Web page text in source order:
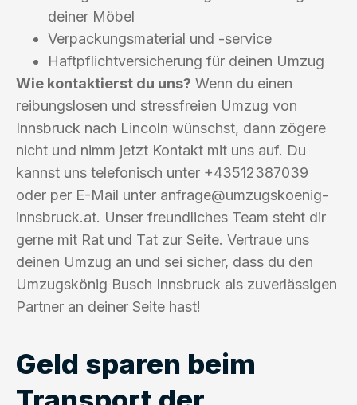
deiner Möbel
Verpackungsmaterial und -service
Haftpflichtversicherung für deinen Umzug
Wie kontaktierst du uns? Wenn du einen
reibungslosen und stressfreien Umzug von
Innsbruck nach Lincoln wünschst, dann zögere
nicht und nimm jetzt Kontakt mit uns auf. Du
kannst uns telefonisch unter +43512387039
oder per E-Mail unter anfrage@umzugskoenig-
innsbruck.at. Unser freundliches Team steht dir
gerne mit Rat und Tat zur Seite. Vertraue uns
deinen Umzug an und sei sicher, dass du den
Umzugskönig Busch Innsbruck als zuverlässigen
Partner an deiner Seite hast!
Geld sparen beim